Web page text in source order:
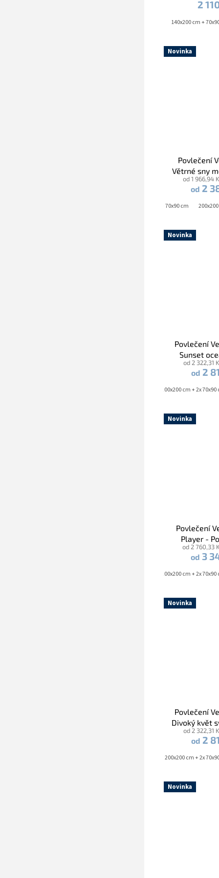
2
140x200 cm +
Novinka
Povlečení
Větrné sny
od 1 966,94
od 2
140x220 cm + 70x90 cm
140x200 cm + 70x90 cm
Novinka
Povlečení
Sunset
od 2 322,31
od 2
200x200 cm + 2x 70x90
140x200 cm +
Novinka
Povlečení
Player -
od 2 760,33
od 3
200x200 cm + 2x 70x90
Novinka
Povlečení
Divoký květ
od 2 322,31
od 2
200x200 cm + 2x
140x200 cm
Novinka